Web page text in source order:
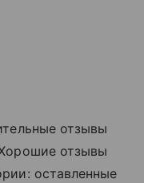
отзывы
отзывы
оставленные